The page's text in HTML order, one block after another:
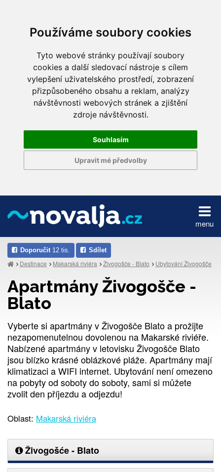
Používáme soubory cookies
Tyto webové stránky používají soubory
cookies a další sledovací nástroje s cílem
vylepšení uživatelského prostředí, zobrazení
přizpůsobeného obsahu a reklam, analýzy
návštěvnosti webových stránek a zjištění
zdroje návštěvnosti.
Souhlasím
Upravit mé předvolby
menu
Doporučit 12 tis. Sdílet
Destinace Makarská riviéra Živogošće - Blato Ubytování Živogošče
Apartmány Živogošče -
Blato
Vyberte si apartmány v Živogošče Blato a prožijte
nezapomenutelnou dovolenou na Makarské riviéře.
Nabízené apartmány v letovisku Živogošče Blato
jsou blízko krásné oblázkové pláže. Apartmány mají
klimatizaci a WIFI internet. Ubytování není omezeno
na pobyty od soboty do soboty, sami si můžete
zvolit den příjezdu a odjezdu!
Oblast: Makarská riviéra
Živogošće - Blato